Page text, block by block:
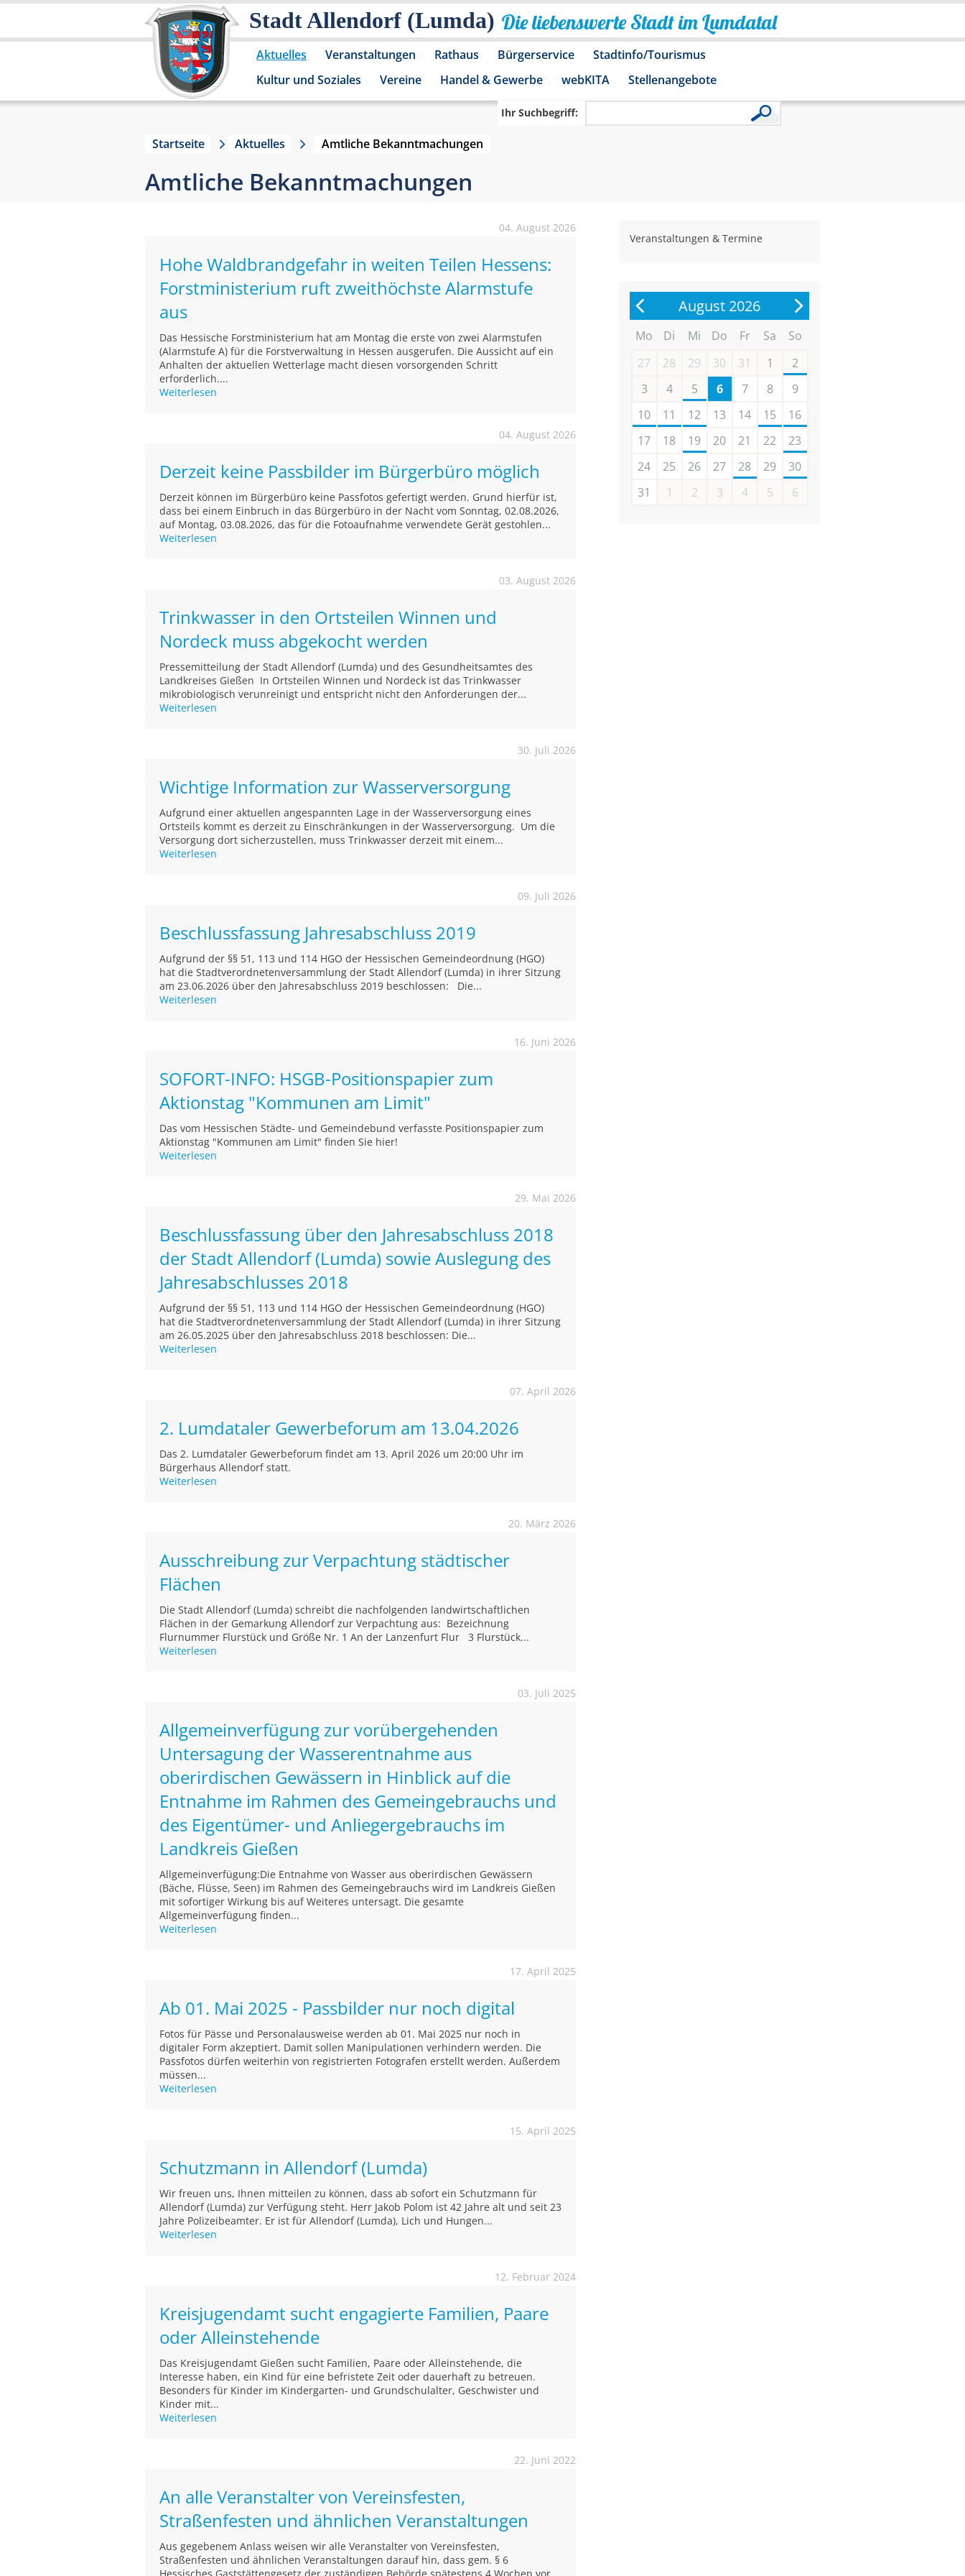
Stadt Allendorf (Lumda) Die liebenswerte Stadt im Lumdatal
Aktuelles Veranstaltungen Rathaus Bürgerservice
Stadtinfo/Tourismus
Kultur und Soziales
Vereine Handel & Gewerbe webKITA Stellenangebote
Ihr Suchbegriff:
Startseite Aktuelles Amtliche Bekanntmachungen
Amtliche Bekanntmachungen
Veranstaltungen & Termine
August 2026
Mo Di Mi Do Fr Sa
So
27
28 29 30 31 1
2
3
4 5 6 7 8
9
10
11 12 13 14 15
16
17
18 19 20 21 22
23
24
25 26 27 28 29
30
31
1 2 3 4 5 6
04. August 2026
Hohe Waldbrandgefahr in weiten Teilen Hessens:
Forstministerium ruft zweithöchste Alarmstufe
aus
Das Hessische Forstministerium hat am Montag die erste von zwei Alarmstufen
(Alarmstufe A) für die Forstverwaltung in Hessen ausgerufen. Die Aussicht auf ein
Anhalten der aktuellen Wetterlage macht diesen vorsorgenden Schritt
erforderlich....
Weiterlesen
04. August 2026
Derzeit keine Passbilder im Bürgerbüro möglich
Derzeit können im Bürgerbüro keine Passfotos gefertigt werden. Grund hierfür ist,
dass bei einem Einbruch in das Bürgerbüro in der Nacht vom Sonntag, 02.08.2026,
auf Montag, 03.08.2026, das für die Fotoaufnahme verwendete Gerät gestohlen...
Weiterlesen
03. August 2026
Trinkwasser in den Ortsteilen Winnen und
Nordeck muss abgekocht werden
Pressemitteilung der Stadt Allendorf (Lumda) und des Gesundheitsamtes des
Landkreises Gießen In Ortsteilen Winnen und Nordeck ist das Trinkwasser
mikrobiologisch verunreinigt und entspricht nicht den Anforderungen der...
Weiterlesen
30. Juli 2026
Wichtige Information zur Wasserversorgung
Aufgrund einer aktuellen angespannten Lage in der Wasserversorgung eines
Ortsteils kommt es derzeit zu Einschränkungen in der Wasserversorgung. Um die
Versorgung dort sicherzustellen, muss Trinkwasser derzeit mit einem...
Weiterlesen
09. Juli 2026
Beschlussfassung Jahresabschluss 2019
Aufgrund der §§ 51, 113 und 114 HGO der Hessischen Gemeindeordnung (HGO)
hat die Stadtverordnetenversammlung der Stadt Allendorf (Lumda) in ihrer Sitzung
am 23.06.2026 über den Jahresabschluss 2019 beschlossen: Die...
Weiterlesen
16. Juni 2026
SOFORT-INFO: HSGB-Positionspapier zum
Aktionstag "Kommunen am Limit"
Das vom Hessischen Städte- und Gemeindebund verfasste Positionspapier zum
Aktionstag "Kommunen am Limit" finden Sie hier!
Weiterlesen
29. Mai 2026
Beschlussfassung über den Jahresabschluss 2018
der Stadt Allendorf (Lumda) sowie Auslegung des
Jahresabschlusses 2018
Aufgrund der §§ 51, 113 und 114 HGO der Hessischen Gemeindeordnung (HGO)
hat die Stadtverordnetenversammlung der Stadt Allendorf (Lumda) in ihrer Sitzung
am 26.05.2025 über den Jahresabschluss 2018 beschlossen: Die...
Weiterlesen
07. April 2026
2. Lumdataler Gewerbeforum am 13.04.2026
Das 2. Lumdataler Gewerbeforum findet am 13. April 2026 um 20:00 Uhr im
Bürgerhaus Allendorf statt.
Weiterlesen
20. März 2026
Ausschreibung zur Verpachtung städtischer
Flächen
Die Stadt Allendorf (Lumda) schreibt die nachfolgenden landwirtschaftlichen
Flächen in der Gemarkung Allendorf zur Verpachtung aus: Bezeichnung
Flurnummer Flurstück und Größe Nr. 1 An der Lanzenfurt Flur 3 Flurstück...
Weiterlesen
03. Juli 2025
Allgemeinverfügung zur vorübergehenden
Untersagung der Wasserentnahme aus
oberirdischen Gewässern in Hinblick auf die
Entnahme im Rahmen des Gemeingebrauchs und
des Eigentümer- und Anliegergebrauchs im
Landkreis Gießen
Allgemeinverfügung:Die Entnahme von Wasser aus oberirdischen Gewässern
(Bäche, Flüsse, Seen) im Rahmen des Gemeingebrauchs wird im Landkreis Gießen
mit sofortiger Wirkung bis auf Weiteres untersagt. Die gesamte
Allgemeinverfügung finden...
Weiterlesen
17. April 2025
Ab 01. Mai 2025 - Passbilder nur noch digital
Fotos für Pässe und Personalausweise werden ab 01. Mai 2025 nur noch in
digitaler Form akzeptiert. Damit sollen Manipulationen verhindern werden. Die
Passfotos dürfen weiterhin von registrierten Fotografen erstellt werden. Außerdem
müssen...
Weiterlesen
15. April 2025
Schutzmann in Allendorf (Lumda)
Wir freuen uns, Ihnen mitteilen zu können, dass ab sofort ein Schutzmann für
Allendorf (Lumda) zur Verfügung steht. Herr Jakob Polom ist 42 Jahre alt und seit 23
Jahre Polizeibeamter. Er ist für Allendorf (Lumda), Lich und Hungen...
Weiterlesen
12. Februar 2024
Kreisjugendamt sucht engagierte Familien, Paare
oder Alleinstehende
Das Kreisjugendamt Gießen sucht Familien, Paare oder Alleinstehende, die
Interesse haben, ein Kind für eine befristete Zeit oder dauerhaft zu betreuen.
Besonders für Kinder im Kindergarten- und Grundschulalter, Geschwister und
Kinder mit...
Weiterlesen
22. Juni 2022
An alle Veranstalter von Vereinsfesten,
Straßenfesten und ähnlichen Veranstaltungen
Aus gegebenem Anlass weisen wir alle Veranstalter von Vereinsfesten,
Straßenfesten und ähnlichen Veranstaltungen darauf hin, dass gem. § 6